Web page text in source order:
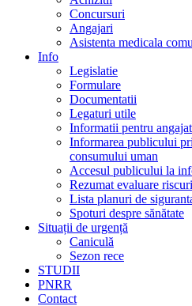
Concursuri
Angajari
Asistenta medicala
Info
Legislatie
Formulare
Documentatii
Legaturi utile
Informatii pentru
Informarea publicului
consumului uman
Accesul publicului la
Rezumat evaluare
Lista planuri de
Spoturi despre sănătate
Situații de urgență
Caniculă
Sezon rece
STUDII
PNRR
Contact